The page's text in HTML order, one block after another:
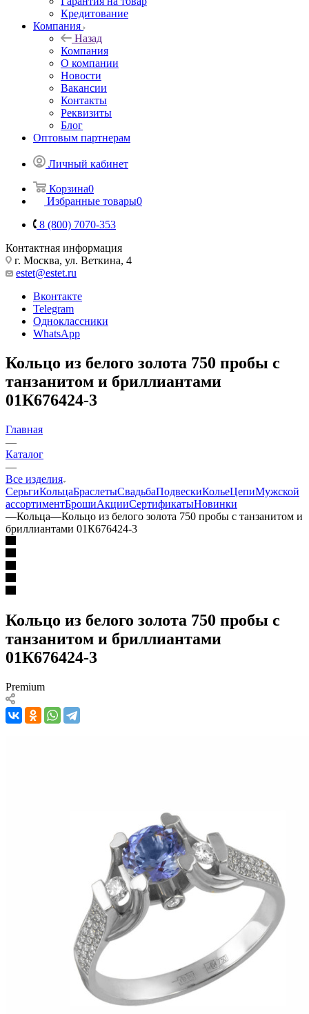
Кредитование
Компания
Назад
Компания
О компании
Новости
Вакансии
Контакты
Реквизиты
Блог
Оптовым партнерам
Личный кабинет
Корзина0
Избранные товары0
8 (800) 7070-353
Контактная информация
г. Москва, ул. Веткина, 4
estet@estet.ru
Вконтакте
Telegram
Одноклассники
WhatsApp
Кольцо из белого золота 750 пробы с
танзанитом и бриллиантами
01К676424-3
Главная
—
Каталог
—
Все изделия
СерьгиКольцаБраслетыСвадьбаПодвескиКольеЦепиМужской
ассортиментБрошиАкцииСертификатыНовинки
—Кольца—Кольцо из белого золота 750 пробы с танзанитом и
бриллиантами 01К676424-3
Кольцо из белого золота 750 пробы с
танзанитом и бриллиантами
01К676424-3
Premium